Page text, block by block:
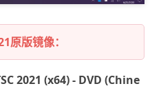
原版镜像：
2021 (x64) - DVD (Chine